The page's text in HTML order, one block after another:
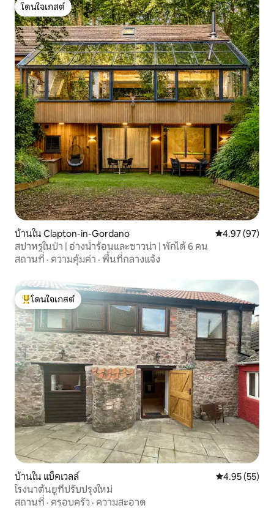
โดนใจเกสต์
โดนใจเกสต์
บ้านใน Clapton-in-Gordano คะแนนเฉลี่ย
4.97 (97)
สปาหรูในป่า | อ่างน้ำร้อนและซาวน่า | พักได้ 6 คน
สถานที่ · ความคุ้มค่า · พื้นที่กลางแจ้ง
โดนใจเกสต์ที่สุด
โดนใจเกสต์
บ้านใน แบ็คเวลล์ คะแนนเฉลี่ย
4.95 (55)
โรงนาต้นยูที่ปรับปรุงใหม่
สถานที่ · ครอบครัว · ความสะอาด